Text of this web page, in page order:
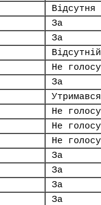
Відсутня
За
За
Відсутній
Не
За
Утримався
Не
Не
Не
За
За
За
За